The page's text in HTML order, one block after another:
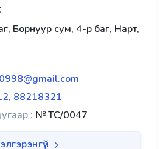
Борнуур сум, 4-р баг, Нарт,
88218321
: № TC/0047